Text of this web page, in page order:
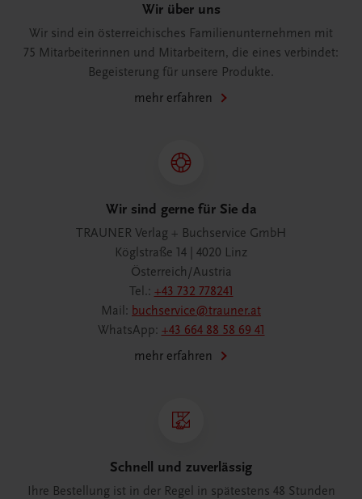
Wir über uns
Wir sind ein österreichisches Familienunternehmen mit
75 Mitarbeiterinnen und Mitarbeitern, die eines verbindet:
Begeisterung für unsere Produkte.
mehr erfahren
Wir sind gerne für Sie da
TRAUNER Verlag + Buchservice GmbH
Köglstraße 14 | 4020 Linz
Österreich/Austria
Tel.: +43 732 778241
Mail: buchservice@trauner.at
WhatsApp: +43 664 88 58 69 41
mehr erfahren
Schnell und zuverlässig
Ihre Bestellung ist in der Regel in spätestens 48 Stunden